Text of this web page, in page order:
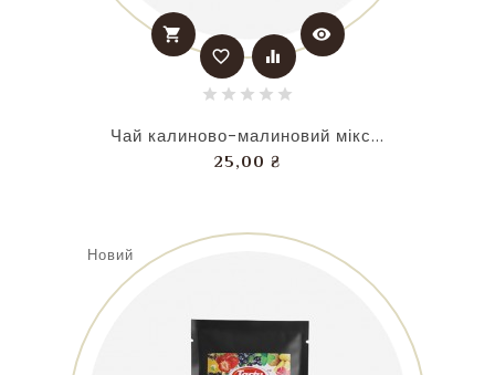
shopping_cart
favorite_border
equalizer
visibility
Чай калиново-малиновий мікс...
25,00 ₴
Новий